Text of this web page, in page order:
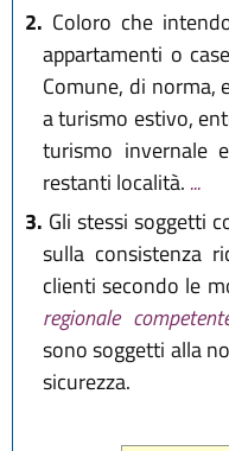
2. Coloro che
appartamenti o
Comune, di norma,
a turismo estivo,
turismo invernale
restanti località. ...
3. Gli stessi soggetti
sulla consistenza
clienti secondo le
regionale
sono soggetti alla
sicurezza.